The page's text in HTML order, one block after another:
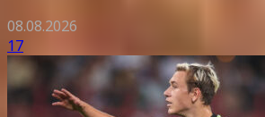
08.08.2026
17